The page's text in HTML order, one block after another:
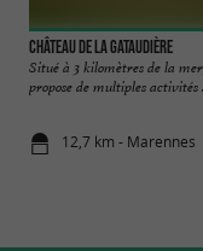
Château de la Gataudière
Situé à 3 kilomètres de la
propose de multiples activités
12,7 km - Marennes